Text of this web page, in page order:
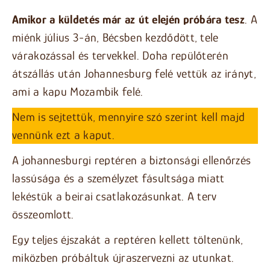
Amikor a küldetés már az út elején próbára tesz. A
miénk július 3-án, Bécsben kezdődött, tele
várakozással és tervekkel. Doha repülőterén
átszállás után Johannesburg felé vettük az irányt,
ami a kapu Mozambik felé.
Nem is sejtettük, mennyire szó szerint kell majd
vennünk ezt a kaput.
A johannesburgi reptéren a biztonsági ellenőrzés
lassúsága és a személyzet fásultsága miatt
lekéstük a beirai csatlakozásunkat. A terv
összeomlott.
Egy teljes éjszakát a reptéren kellett töltenünk,
miközben próbáltuk újraszervezni az utunkat.